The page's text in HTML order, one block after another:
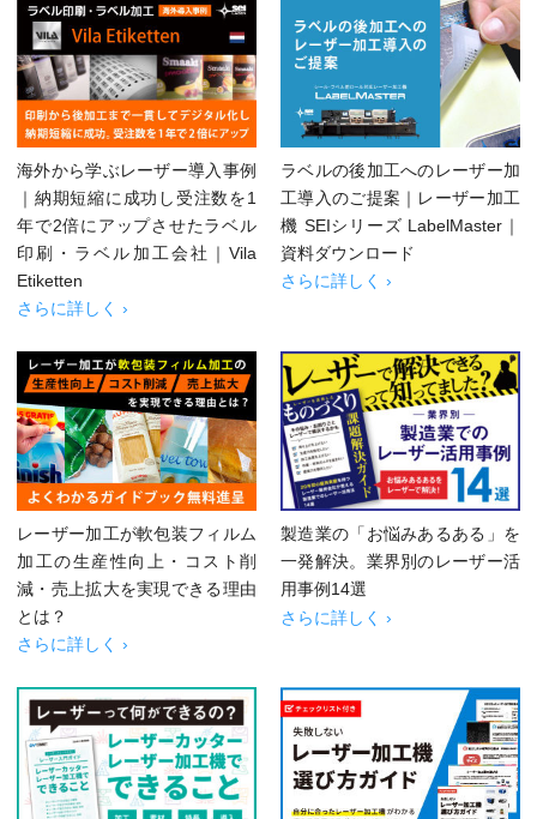
海外から学ぶレーザー導入事例
｜納期短縮に成功し受注数を1
年で2倍にアップさせたラベル
印刷・ラベル加工会社｜Vila
Etiketten
さらに詳しく ›
ラベルの後加工へのレーザー加
工導入のご提案｜レーザー加工
機 SEIシリーズ LabelMaster｜
資料ダウンロード
さらに詳しく ›
レーザー加工が軟包装フィルム
加工の生産性向上・コスト削
減・売上拡大を実現できる理由
とは？
さらに詳しく ›
製造業の「お悩みあるある」を
一発解決。業界別のレーザー活
用事例14選
さらに詳しく ›